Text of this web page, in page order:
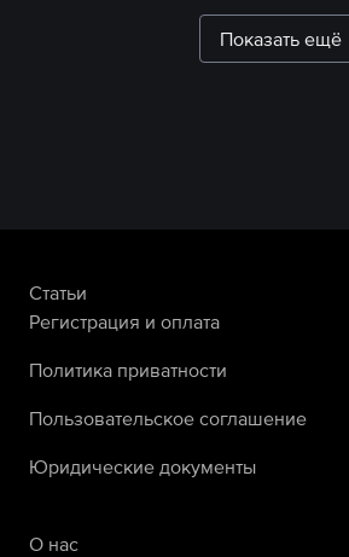
Показать ещё
Статьи
Регистрация и оплата
Политика приватности
Пользовательское соглашение
Юридические документы
О нас